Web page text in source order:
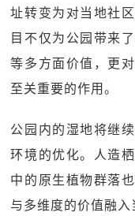
址转变为对当地社
目不仅为公园带来
等多方面价值，更
至关重要的作用。
公园内的湿地将继
环境的优化。人造
中的原生植物群落
与多维度的价值融入